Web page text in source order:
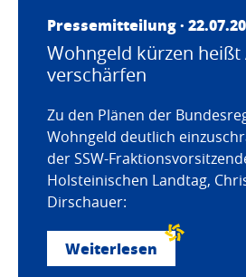
Pressemitteilung ·
Wohngeld kürzen
verschärfen
Zu den Plänen der
Wohngeld deutlich
der SSW-
Holsteinischen Landtag,
Dirschauer:
Weiterlesen